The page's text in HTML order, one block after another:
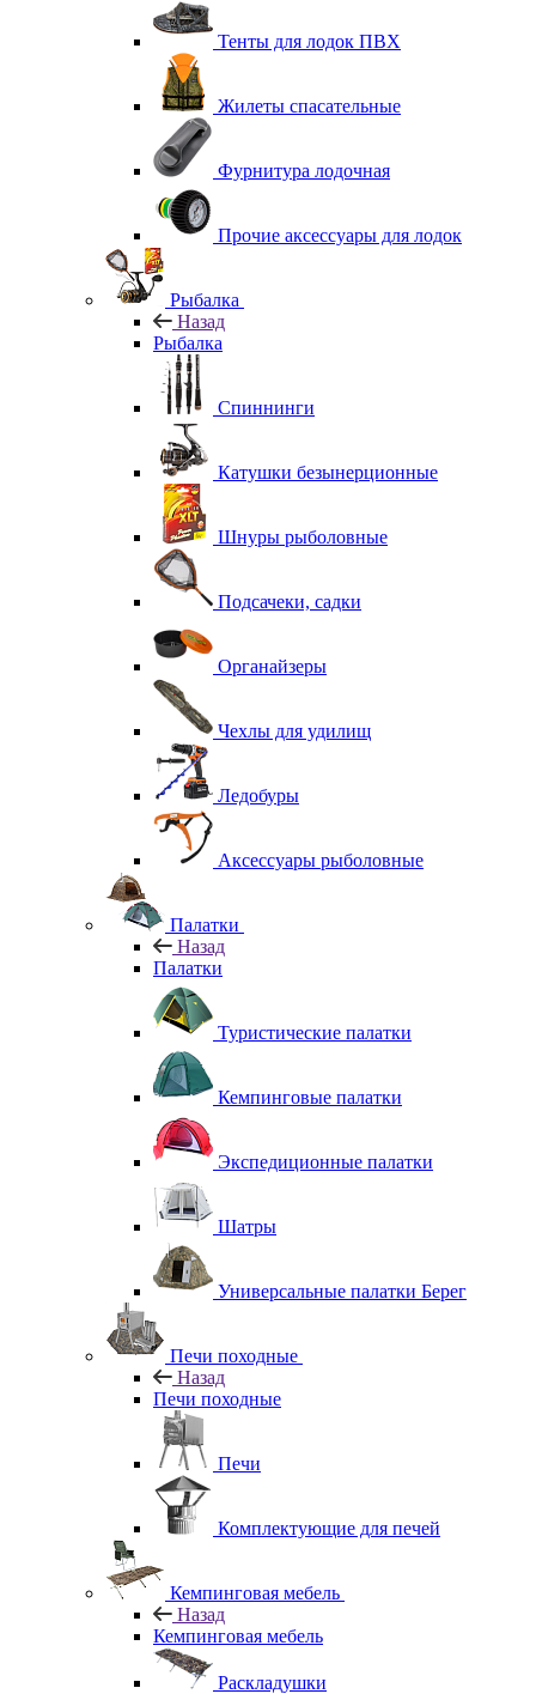
Тенты для лодок ПВХ
Жилеты спасательные
Фурнитура лодочная
Прочие аксессуары для лодок
Рыбалка
Назад
Рыбалка
Спиннинги
Катушки безынерционные
Шнуры рыболовные
Подсачеки, садки
Органайзеры
Чехлы для удилищ
Ледобуры
Аксессуары рыболовные
Палатки
Назад
Палатки
Туристические палатки
Кемпинговые палатки
Экспедиционные палатки
Шатры
Универсальные палатки Берег
Печи походные
Назад
Печи походные
Печи
Комплектующие для печей
Кемпинговая мебель
Назад
Кемпинговая мебель
Раскладушки